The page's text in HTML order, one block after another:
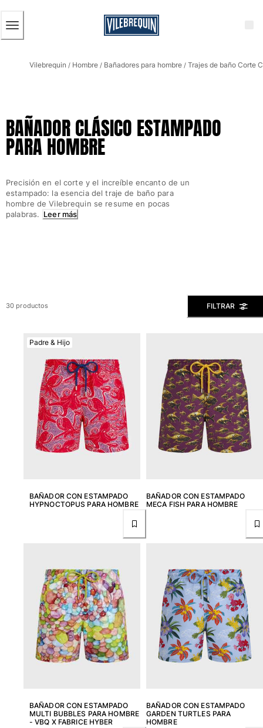
CONTENIDO
Ver todo Hombre
Clásico
Clásico stretch
Clásico ultra ligero
Cintura plana
Clásico corto
Clásico largo
Shorts
Jersey y cárdigan
Chaquetas y Abrigos
Pantalones
Jerséis
Camisetas
Loungewear
Ver todo Pret-a-porter
Mujer
Bikinis
Una pieza
Tops
Partes de abajo
Rashguards
Ver todo Trajes de baño
Polos
Vilebrequin / Hombre / Bañadores para hombre / Trajes de baño Corte
BAÑADOR CLÁSICO ESTAMPADO
PARA HOMBRE
Precisión en el corte y el increíble encanto de un
estampado: la esencia del traje de baño para
hombre de Vilebrequin se resume en pocas
palabras. Leer más
30 productos FILTRAR
BAÑADOR CON ESTAMPADO
HYPNOCTOPUS PARA HOMBRE
Padre & Hijo
BAÑADOR CON ESTAMPADO
MECA FISH PARA HOMBRE
BAÑADOR CON ESTAMPADO
MULTI BUBBLES PARA HOMBRE
- VBQ X FABRICE HYBER
BAÑADOR CON ESTAMPADO
GARDEN TURTLES PARA
HOMBRE